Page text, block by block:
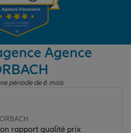
de la vie
Agence
période de 6 mois
rapport qualité prix